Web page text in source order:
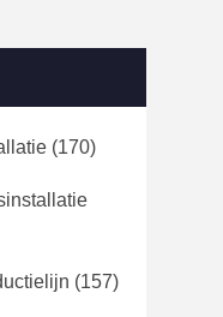
(170)
(157)